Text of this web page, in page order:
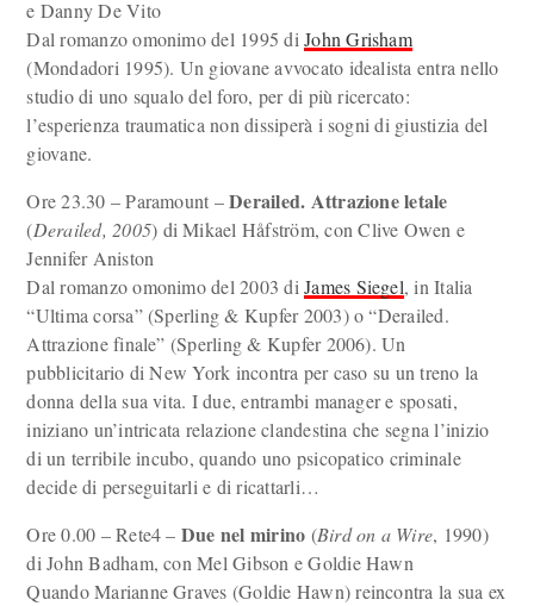
e Danny De Vito
Dal romanzo omonimo del 1995 diJohn Grisham
(Mondadori 1995). Un giovane avvocato idealista entra nello
studio di uno squalo del foro, per di più ricercato:
l’esperienza traumatica non dissiperà i sogni di giustizia del
giovane.
Ore 23.30 – Paramount –Derailed. Attrazione letale
(Derailed, 2005) di Mikael Håfström, con Clive Owen e
Jennifer Aniston
Dal romanzo omonimo del 2003 diJames Siegel, in Italia
“Ultima corsa” (Sperling & Kupfer 2003) o “Derailed.
Attrazione finale” (Sperling & Kupfer 2006). Un
pubblicitario di New York incontra per caso su un treno la
donna della sua vita. I due, entrambi manager e sposati,
iniziano un’intricata relazione clandestina che segna l’inizio
di un terribile incubo, quando uno psicopatico criminale
decide di perseguitarli e di ricattarli…
Ore 0.00 – Rete4 – Due nel mirino (Bird on a Wire, 1990)
di John Badham, con Mel Gibson e Goldie Hawn
Quando Marianne Graves (Goldie Hawn) reincontra la sua ex